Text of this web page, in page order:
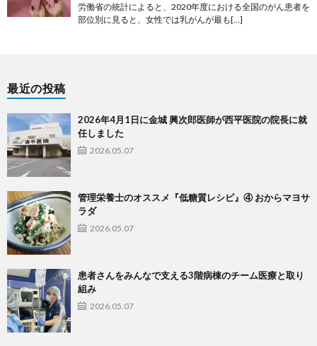
労働省の統計によると、2020年度における全国のがん患者を
部位別に見ると、女性では乳がんが最も[…]
最近の投稿
2026年4月1日に金城 興次郎医師が西平医院の院長に就
任しました
2026.05.07
管理栄養士のオススメ『低糖質レシピ』④ おからマヨサ
ラダ
2026.05.07
患者さんをみんなで支える3階病棟のチーム医療と取り
組み
2026.05.07